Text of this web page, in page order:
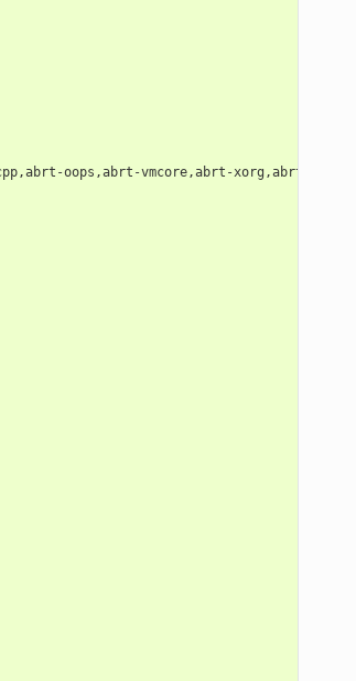
,abrt -oops ,abrt -vmcore,abrt -xorg ,abrtd